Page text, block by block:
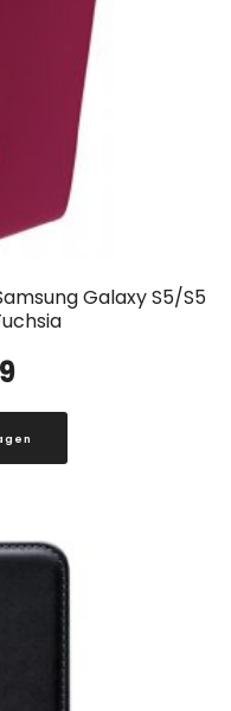
Galaxy S5/S5